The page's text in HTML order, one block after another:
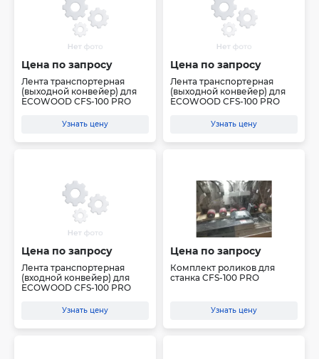
Цена по запросу
Лента транспортерная
(выходной конвейер) для
ECOWOOD CFS-100 PRO
Узнать цену
Цена по запросу
Лента транспортерная
(выходной конвейер) для
ECOWOOD CFS-100 PRO
Узнать цену
Цена по запросу
Лента транспортерная
(входной конвейер) для
ECOWOOD CFS-100 PRO
Узнать цену
Цена по запросу
Комплект роликов для
станка CFS-100 PRO
Узнать цену